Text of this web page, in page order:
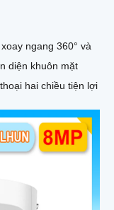
ngang 360° và
hai chiều tiện lợi